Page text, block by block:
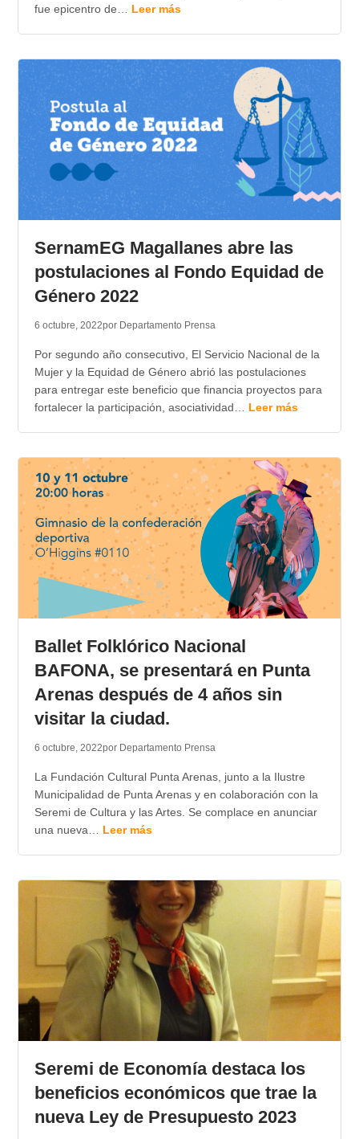
fue epicentro de… Leer más
SernamEG Magallanes abre las
postulaciones al Fondo Equidad de
Género 2022
6 octubre, 2022por Departamento Prensa
Por segundo año consecutivo, El Servicio Nacional de la
Mujer y la Equidad de Género abrió las postulaciones
para entregar este beneficio que financia proyectos para
fortalecer la participación, asociatividad… Leer más
Ballet Folklórico Nacional
BAFONA, se presentará en Punta
Arenas después de 4 años sin
visitar la ciudad.
6 octubre, 2022por Departamento Prensa
La Fundación Cultural Punta Arenas, junto a la Ilustre
Municipalidad de Punta Arenas y en colaboración con la
Seremi de Cultura y las Artes. Se complace en anunciar
una nueva… Leer más
Seremi de Economía destaca los
beneficios económicos que trae la
nueva Ley de Presupuesto 2023